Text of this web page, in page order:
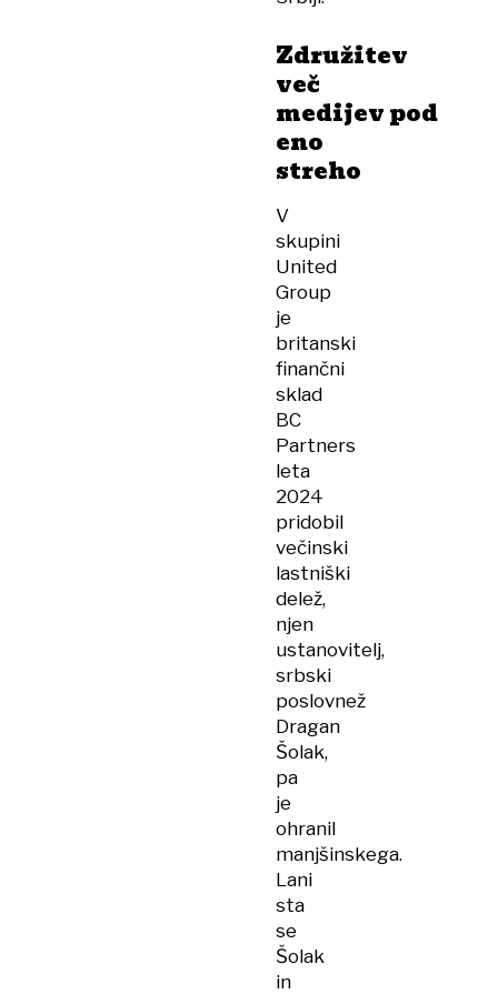
Združitev
več
medijev pod
eno
streho
V
skupini
United
Group
je
britanski
finančni
sklad
BC
Partners
leta
2024
pridobil
večinski
lastniški
delež,
njen
ustanovitelj,
srbski
poslovnež
Dragan
Šolak,
pa
je
ohranil
manjšinskega.
Lani
sta
se
Šolak
in